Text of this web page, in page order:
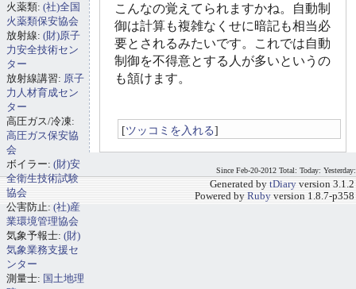
こんなの覚えてられますかね。自動制
御は計算も複雑なくせに暗記も相当必
要とされるみたいです。これでは自動
制御を不得意とする人が多いというの
も頷けます。
[ツッコミを入れる]
火薬類: (社)全国
火薬類保安協会
放射線: (財)原子
力安全技術セン
ター
放射線講習: 原子
力人材育成セン
ター
高圧ガス/冷凍:
高圧ガス保安協
会
ボイラー: (財)安
全衛生技術試験
協会
公害防止: (社)産
業環境管理協会
気象予報士: (財)
気象業務支援セ
ンター
測量士: 国土地理
Since Feb-20-2012 Total: Today: Yesterday:
Generated by tDiary version 3.1.2
Powered by Ruby version 1.8.7-p358